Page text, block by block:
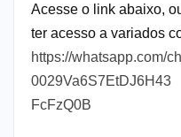
Acesse o link abaixo,
ter acesso a variados
https://whatsapp.com/
0029Va6S7EtDJ6H43
FcFzQ0B